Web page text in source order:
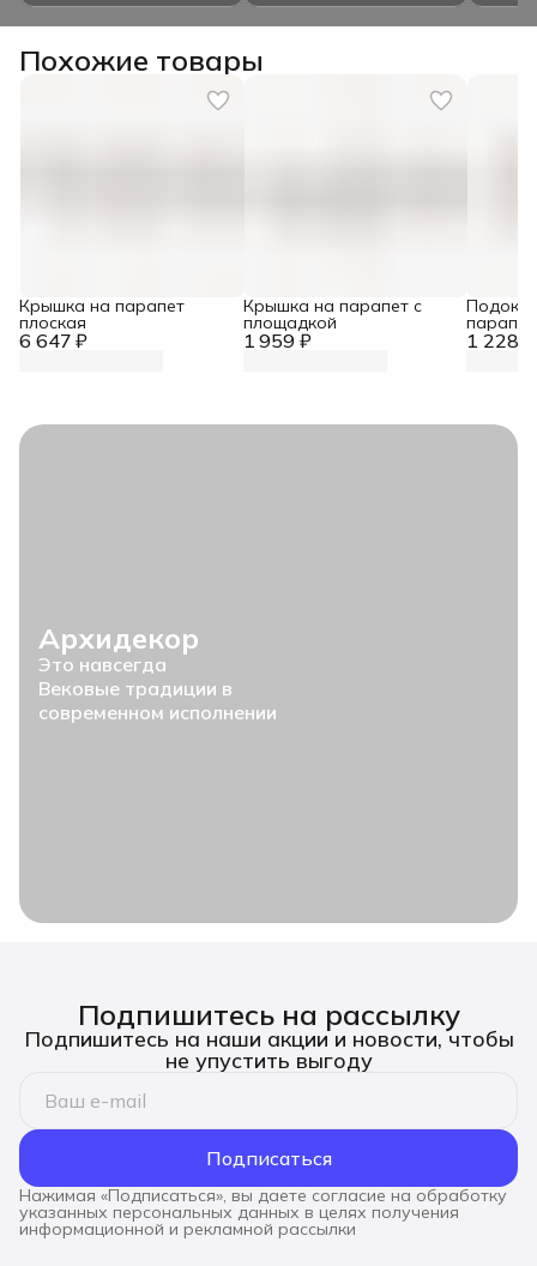
Похожие товары
6 647 ₽
Крышка на парапет
плоская
1 959 ₽
Крышка на парапет с
площадкой
1 228 ₽
парапет
Архидекор
Это навсегда
Вековые традиции в
современном исполнении
Подпишитесь на рассылку
Подпишитесь на наши акции и новости, чтобы
не упустить выгоду
Подписаться
Нажимая «Подписаться», вы даете согласие на обработку
указанных персональных данных в целях получения
информационной и рекламной рассылки